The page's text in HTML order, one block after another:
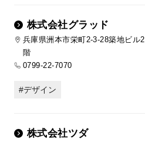
株式会社グラッド
兵庫県洲本市栄町2-3-28築地ビル2
階
0799-22-7070
デザイン
株式会社ツダ